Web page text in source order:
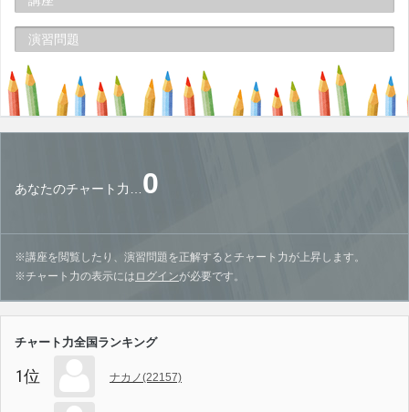
演習問題
あなたのチャート力…0
※講座を閲覧したり、演習問題を正解するとチャート力が上昇します。
※チャート力の表示には ログインが必要です。
チャート力全国ランキング
1位 ナカノ(22157)